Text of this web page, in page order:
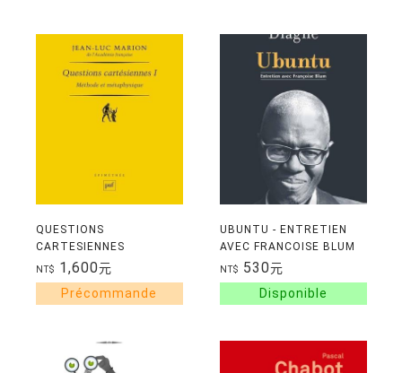
QUESTIONS
CARTESIENNES
NT$ 1,600元
UBUNTU - ENTRETIEN
AVEC FRANCOISE BLUM
NT$ 530元